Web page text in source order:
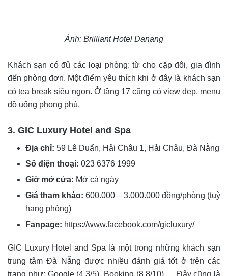
Ảnh: Brilliant Hotel Danang
Khách sạn có đủ các loại phòng: từ cho cặp đôi, gia đình
đến phòng đơn. Một điểm yêu thích khi ở đây là khách sạn
có tea break siêu ngon. Ở tầng 17 cũng có view đẹp, menu
đồ uống phong phú.
3. GIC Luxury Hotel and Spa
Địa chỉ: 59 Lê Duẩn, Hải Châu 1, Hải Châu, Đà Nẵng
Số điện thoại: 023 6376 1999
Giờ mở cửa: Mở cả ngày
Giá tham khảo: 600.000 – 3.000.000 đồng/phòng (tuỳ
hạng phòng)
Fanpage: https://www.facebook.com/gicluxury/
GIC Luxury Hotel and Spa là một trong những khách sạn
trung tâm Đà Nẵng được nhiều đánh giá tốt ở trên các
trang như: Google (4.3/5), Booking (8.8/10),… Đây cũng là